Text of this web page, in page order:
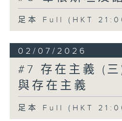
足本 Full (HKT
02/07/2026
#7 存在主義 (
與存在主義
足本 Full (HKT